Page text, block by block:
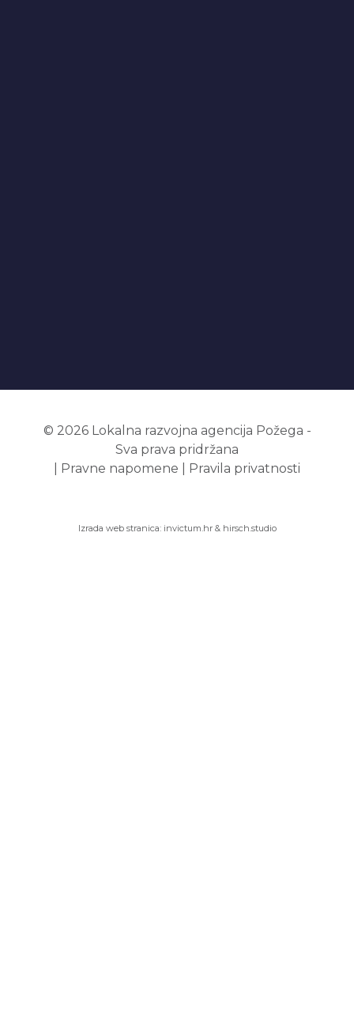
© 2026 Lokalna razvojna agencija Požega -
Sva prava pridržana
Pravne napomene Pravila privatnosti
Izrada web stranica: invictum.hr& hirsch.studio